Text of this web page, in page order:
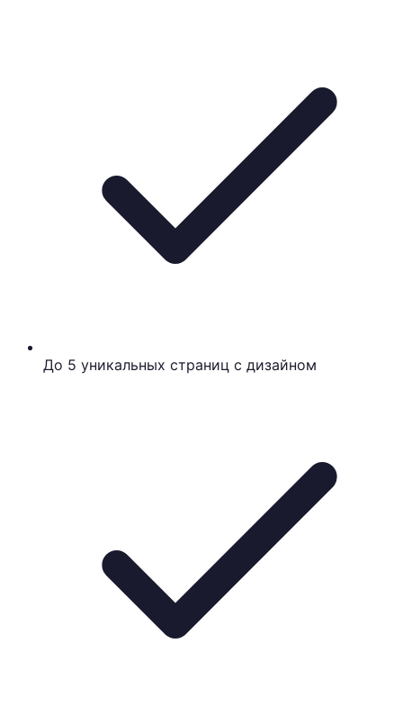
До 5 уникальных страниц с дизайном